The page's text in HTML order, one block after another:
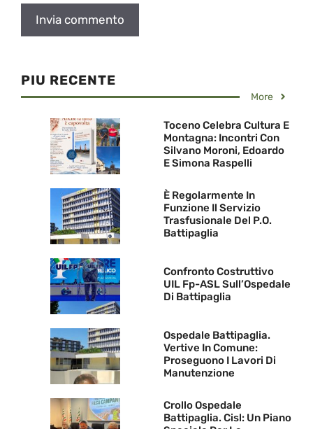
PIU RECENTE
More
Toceno Celebra Cultura E
Montagna: Incontri Con
Silvano Moroni, Edoardo
E Simona Raspelli
È Regolarmente In
Funzione Il Servizio
Trasfusionale Del P.O.
Battipaglia
Confronto Costruttivo
UIL Fp-ASL Sull’Ospedale
Di Battipaglia
Ospedale Battipaglia.
Vertive In Comune:
Proseguono I Lavori Di
Manutenzione
Crollo Ospedale
Battipaglia. Cisl: Un Piano